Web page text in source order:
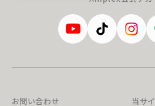
お問い合わせ 当サ